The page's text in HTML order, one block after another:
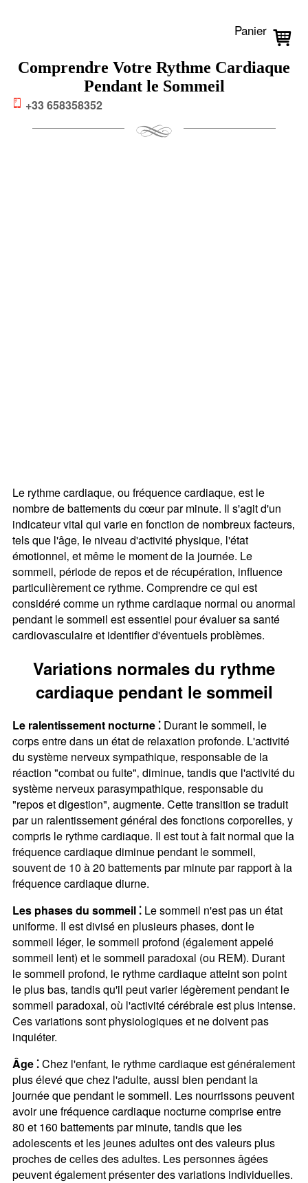
+33 658358352
Panier
Comprendre Votre Rythme Cardiaque
Pendant le Sommeil
Le rythme cardiaque‚ ou fréquence cardiaque‚ est le
nombre de battements du cœur par minute. Il s'agit d'un
indicateur vital qui varie en fonction de nombreux facteurs‚
tels que l'âge‚ le niveau d'activité physique‚ l'état
émotionnel‚ et même le moment de la journée. Le
sommeil‚ période de repos et de récupération‚ influence
particulièrement ce rythme. Comprendre ce qui est
considéré comme un rythme cardiaque normal ou anormal
pendant le sommeil est essentiel pour évaluer sa santé
cardiovasculaire et identifier d'éventuels problèmes.
Variations normales du rythme
cardiaque pendant le sommeil
Le ralentissement nocturne ⁚Durant le sommeil‚ le
corps entre dans un état de relaxation profonde. L'activité
du système nerveux sympathique‚ responsable de la
réaction "combat ou fuite"‚ diminue‚ tandis que l'activité du
système nerveux parasympathique‚ responsable du
"repos et digestion"‚ augmente. Cette transition se traduit
par un ralentissement général des fonctions corporelles‚ y
compris le rythme cardiaque. Il est tout à fait normal que la
fréquence cardiaque diminue pendant le sommeil‚
souvent de 10 à 20 battements par minute par rapport à la
fréquence cardiaque diurne.
Les phases du sommeil ⁚Le sommeil n'est pas un état
uniforme. Il est divisé en plusieurs phases‚ dont le
sommeil léger‚ le sommeil profond (également appelé
sommeil lent) et le sommeil paradoxal (ou REM). Durant
le sommeil profond‚ le rythme cardiaque atteint son point
le plus bas‚ tandis qu'il peut varier légèrement pendant le
sommeil paradoxal‚ où l'activité cérébrale est plus intense.
Ces variations sont physiologiques et ne doivent pas
inquiéter.
Âge ⁚Chez l'enfant‚ le rythme cardiaque est généralement
plus élevé que chez l'adulte‚ aussi bien pendant la
journée que pendant le sommeil. Les nourrissons peuvent
avoir une fréquence cardiaque nocturne comprise entre
80 et 160 battements par minute‚ tandis que les
adolescents et les jeunes adultes ont des valeurs plus
proches de celles des adultes. Les personnes âgées
peuvent également présenter des variations individuelles.